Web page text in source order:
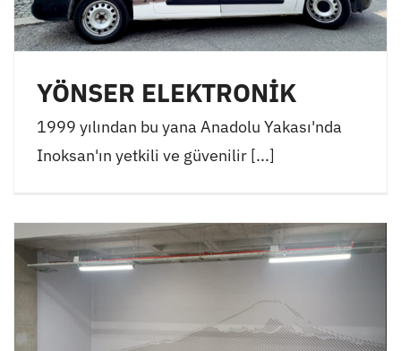
YÖNSER ELEKTRONİK
1999 yılından bu yana Anadolu Yakası'nda
Inoksan'ın yetkili ve güvenilir [...]